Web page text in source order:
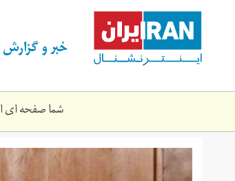
content خبر و گزارش
شما صفحه ای
2645490_594.jpg